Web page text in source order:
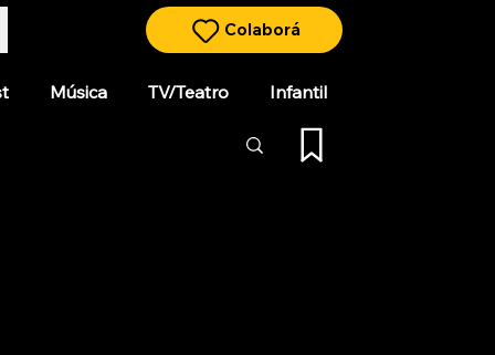
Colaborá
Música TV/Teatro Infantil